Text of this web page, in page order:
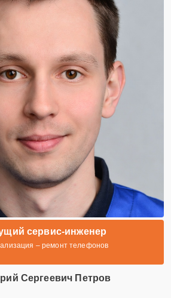
сервис-инженер
– ремонт телефонов
Сергеевич Петров